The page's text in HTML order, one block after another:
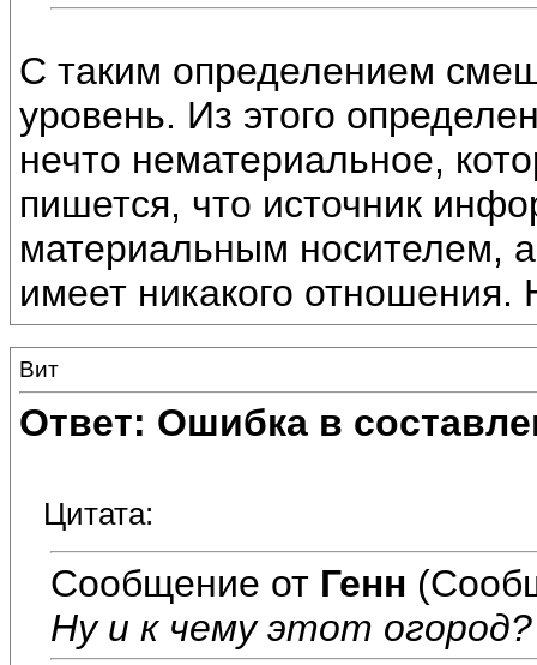
С таким определением
уровень. Из этого
нечто нематериальное,
пишется, что источник
материальным носителем, а
имеет никакого отношения.
Вит
Ответ: Ошибка в
Цитата:
Сообщение от Генн
Ну и к чему этот огород?